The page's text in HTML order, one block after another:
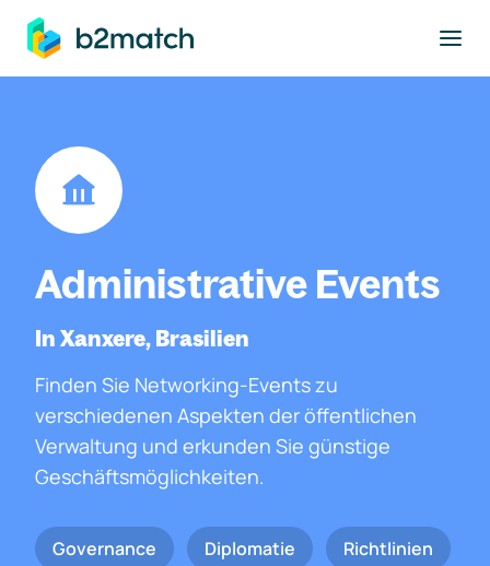
springen
Administrative Events
In Xanxere, Brasilien
Finden Sie Networking-Events zu
verschiedenen Aspekten der öffentlichen
Verwaltung und erkunden Sie günstige
Geschäftsmöglichkeiten.
Governance Diplomatie Richtlinien